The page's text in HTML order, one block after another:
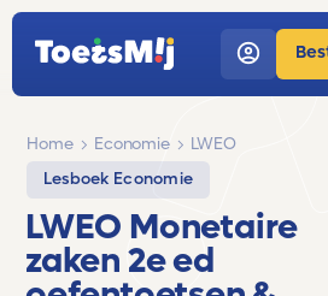
Home Economie
LWEO
Lesboek Economie
LWEO Monetaire
zaken 2e ed